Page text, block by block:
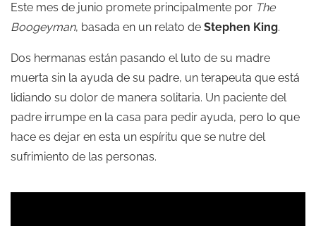
Este mes de junio promete principalmente por The
Boogeyman, basada en un relato de Stephen King.
Dos hermanas están pasando el luto de su madre
muerta sin la ayuda de su padre, un terapeuta que está
lidiando su dolor de manera solitaria. Un paciente del
padre irrumpe en la casa para pedir ayuda, pero lo que
hace es dejar en esta un espíritu que se nutre del
sufrimiento de las personas.